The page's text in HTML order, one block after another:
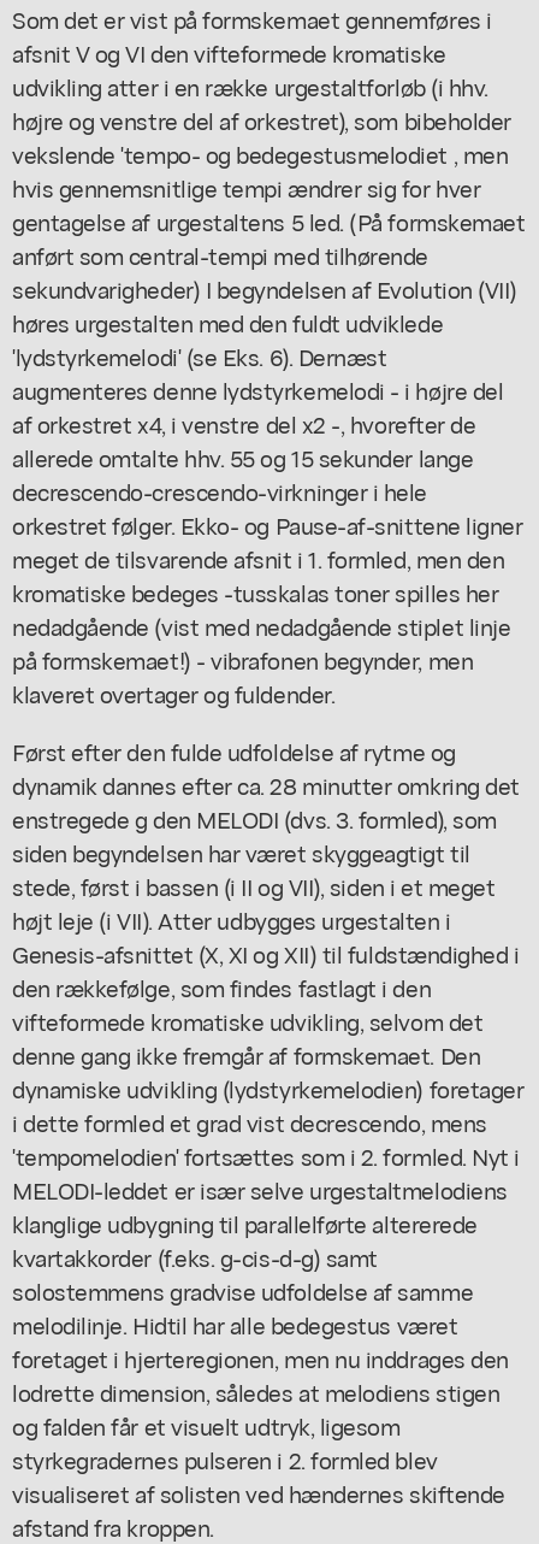
Som det er vist på formskemaet gennemføres i
afsnit V og VI den vifteformede kromatiske
udvikling atter i en række urgestaltforløb (i hhv.
højre og venstre del af orkestret), som bibeholder
vekslende 'tempo- og bedegestusmelodiet , men
hvis gennemsnitlige tempi ændrer sig for hver
gentagelse af urgestaltens 5 led. (På formskemaet
anført som central-tempi med tilhørende
sekundvarigheder) I begyndelsen af Evolution (VII)
høres urgestalten med den fuldt udviklede
'lydstyrkemelodi' (se Eks. 6). Dernæst
augmenteres denne lydstyrkemelodi - i højre del
af orkestret x4, i venstre del x2 -, hvorefter de
allerede omtalte hhv. 55 og 15 sekunder lange
decrescendo-crescendo-virkninger i hele
orkestret følger. Ekko- og Pause-af-snittene ligner
meget de tilsvarende afsnit i 1. formled, men den
kromatiske bedeges -tusskalas toner spilles her
nedadgående (vist med nedadgående stiplet linje
på formskemaet!) - vibrafonen begynder, men
klaveret overtager og fuldender.
Først efter den fulde udfoldelse af rytme og
dynamik dannes efter ca. 28 minutter omkring det
enstregede g den MELODI (dvs. 3. formled), som
siden begyndelsen har været skyggeagtigt til
stede, først i bassen (i II og VII), siden i et meget
højt leje (i VII). Atter udbygges urgestalten i
Genesis-afsnittet (X, XI og XII) til fuldstændighed i
den rækkefølge, som findes fastlagt i den
vifteformede kromatiske udvikling, selvom det
denne gang ikke fremgår af formskemaet. Den
dynamiske udvikling (lydstyrkemelodien) foretager
i dette formled et grad vist decrescendo, mens
'tempomelodien' fortsættes som i 2. formled. Nyt i
MELODI-leddet er især selve urgestaltmelodiens
klanglige udbygning til parallelførte altererede
kvartakkorder (f.eks. g-cis-d-g) samt
solostemmens gradvise udfoldelse af samme
melodilinje. Hidtil har alle bedegestus været
foretaget i hjerteregionen, men nu inddrages den
lodrette dimension, således at melodiens stigen
og falden får et visuelt udtryk, ligesom
styrkegradernes pulseren i 2. formled blev
visualiseret af solisten ved hændernes skiftende
afstand fra kroppen.